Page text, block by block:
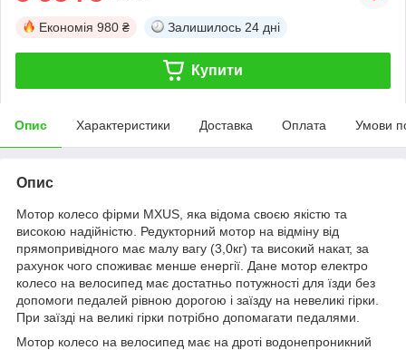
Економія 980 ₴ Залишилось 24 дні
Купити
Опис Характеристики Доставка Оплата Умови
Опис
Мотор колесо фірми MXUS, яка відома своєю якістю та
високою надійністю. Редукторний мотор на відміну від
прямопривідного має малу вагу (3,0кг) та високий накат, за
рахунок чого споживає менше енергії. Дане мотор електро
колесо на велосипед має достатньо потужності для їзди без
допомоги педалей рівною дорогою і заїзду на невеликі гірки.
При заїзді на великі гірки потрібно допомагати педалями.
Мотор колесо на велосипед має на дроті водонепроникний